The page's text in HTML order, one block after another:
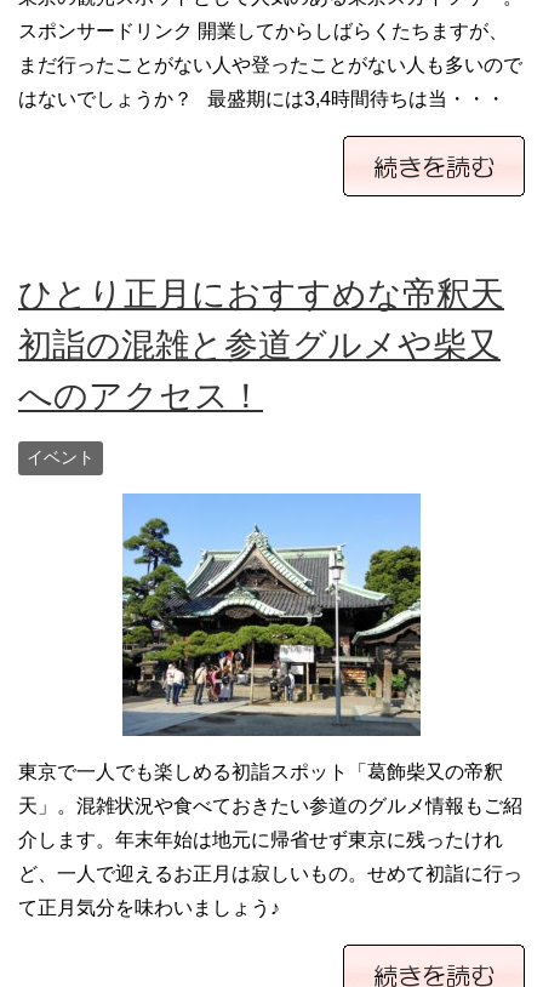
スポンサードリンク 開業してからしばらくたちますが、
まだ行ったことがない人や登ったことがない人も多いので
はないでしょうか？ 最盛期には3,4時間待ちは当・・・
ひとり正月におすすめな帝釈天
初詣の混雑と参道グルメや柴又
へのアクセス！
イベント
東京で一人でも楽しめる初詣スポット「葛飾柴又の帝釈
天」。混雑状況や食べておきたい参道のグルメ情報もご紹
介します。年末年始は地元に帰省せず東京に残ったけれ
ど、一人で迎えるお正月は寂しいもの。せめて初詣に行っ
て正月気分を味わいましょう♪